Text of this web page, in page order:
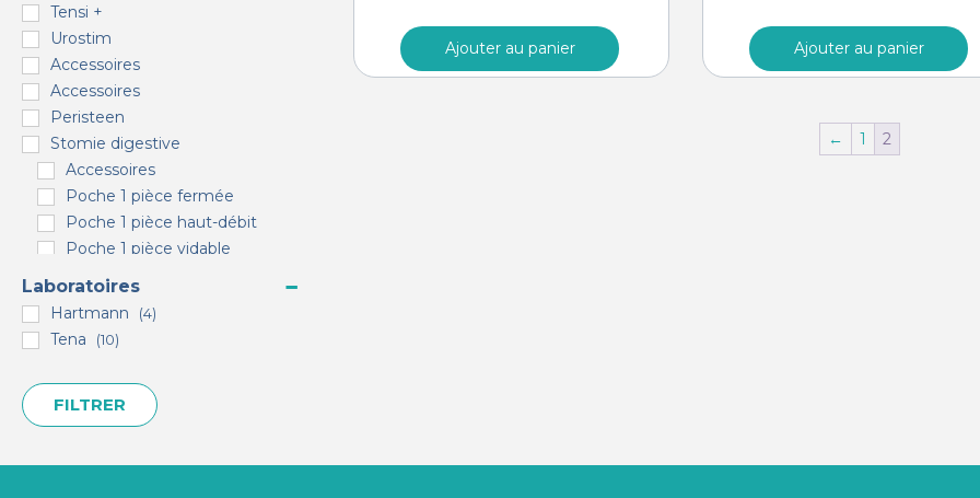
Tensi +
Urostim
Accessoires
Accessoires
Peristeen
Stomie digestive
Accessoires
Poche 1 pièce fermée
Poche 1 pièce haut-débit
Poche 1 pièce vidable
Poche 2 pièces fermées
Poche 2 pièces vidables
Supports
Accessoires
Accessoires
Étuis péniens
Laboratoires
Hartmann (4)
Tena (10)
FILTRER
Ajouter au panier Ajouter au panier
← 1 2